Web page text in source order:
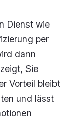
Dienst wie
per
dann
Sie
Vorteil bleibt
und lässt